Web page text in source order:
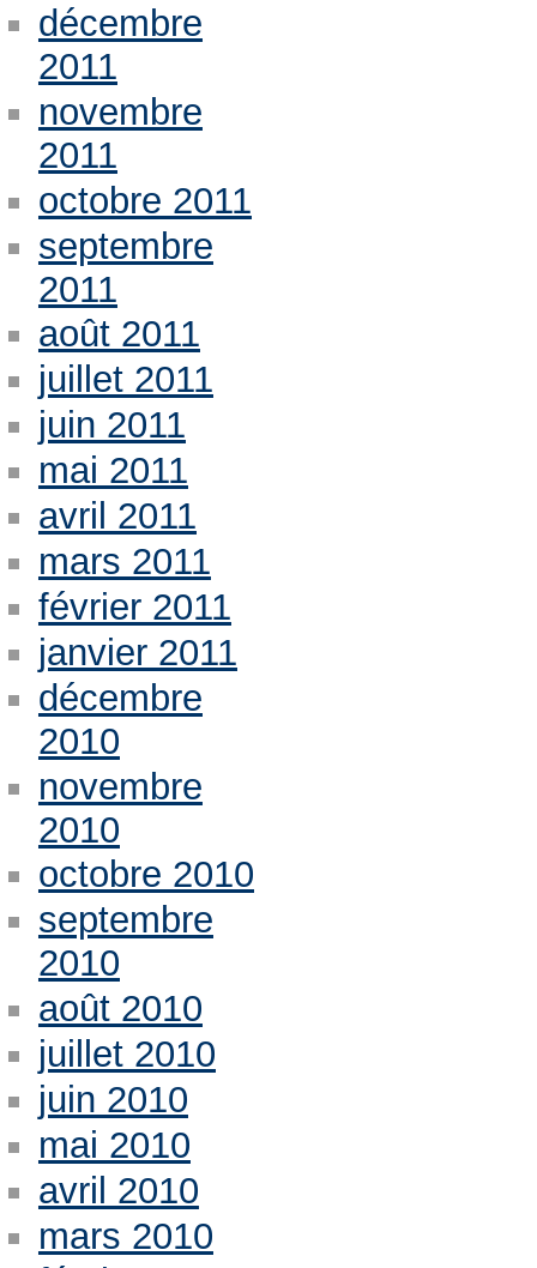
décembre
2011
novembre
2011
octobre 2011
septembre
2011
août 2011
juillet 2011
juin 2011
mai 2011
avril 2011
mars 2011
février 2011
janvier 2011
décembre
2010
novembre
2010
octobre 2010
septembre
2010
août 2010
juillet 2010
juin 2010
mai 2010
avril 2010
mars 2010